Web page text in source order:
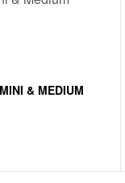
& MEDIUM